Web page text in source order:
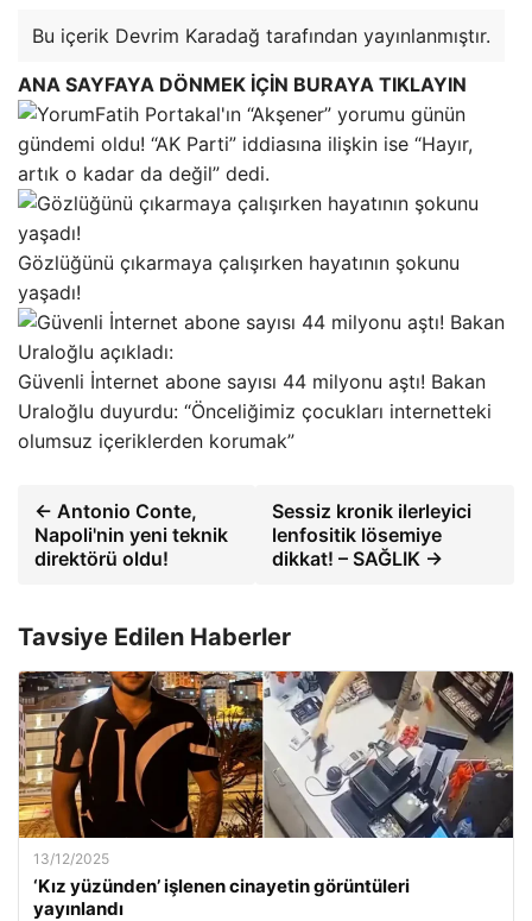
Bu içerik Devrim Karadağ tarafından yayınlanmıştır.
ANA SAYFAYA DÖNMEK İÇİN BURAYA TIKLAYIN
Fatih Portakal'ın “Akşener” yorumu günün
gündemi oldu! “AK Parti” iddiasına ilişkin ise “Hayır,
artık o kadar da değil” dedi.
Gözlüğünü çıkarmaya çalışırken hayatının şokunu
yaşadı!
Güvenli İnternet abone sayısı 44 milyonu aştı! Bakan
Uraloğlu duyurdu: “Önceliğimiz çocukları internetteki
olumsuz içeriklerden korumak”
← Antonio Conte,
Napoli'nin yeni teknik
direktörü oldu!
Sessiz kronik ilerleyici
lenfositik lösemiye
dikkat! – SAĞLIK →
Tavsiye Edilen Haberler
13/12/2025
‘Kız yüzünden’ işlenen cinayetin görüntüleri
yayınlandı